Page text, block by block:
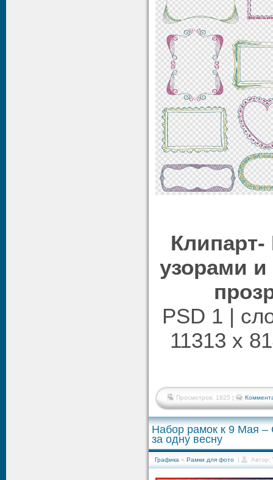
узорами и
PSD 1 |
11313 x
Просмотров: 1825 |
Набор рамок к 9 Мая
за одну весну
Графика » Рамки для фото | Автор: